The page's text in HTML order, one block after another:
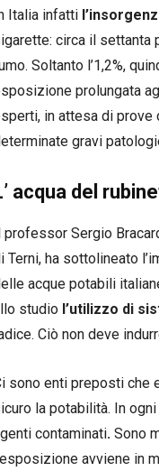
Italia infatti
circa il settanta
Soltanto l’1,2%,
prolungata
in attesa di
gravi
acqua del
Il professor Sergio
Terni, ha sottolineato
acque potabili
studio l’utilizzo di
Ciò non deve
sono enti preposti che
la potabilità. In
contaminati. Sono
avviene in